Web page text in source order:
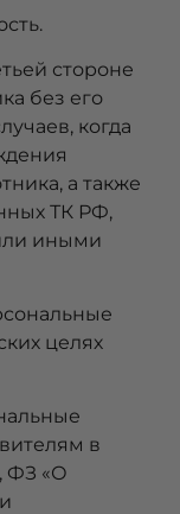
стороне
без его
когда
а также
ТК РФ,
иными
целях
в
ФЗ «О